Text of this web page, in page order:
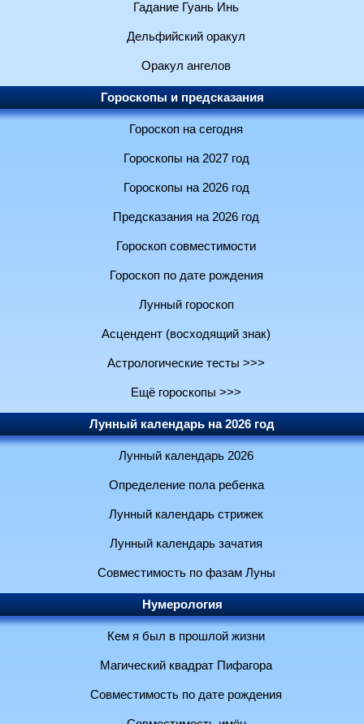
Гадание Гуань Инь
Дельфийский оракул
Оракул ангелов
Гороскопы и предсказания
Гороскоп на сегодня
Гороскопы на 2027 год
Гороскопы на 2026 год
Предсказания на 2026 год
Гороскоп совместимости
Гороскоп по дате рождения
Лунный гороскоп
Асцендент (восходящий знак)
Астрологические тесты >>>
Ещё гороскопы >>>
Лунный календарь на 2026 год
Лунный календарь 2026
Определение пола ребенка
Лунный календарь стрижек
Лунный календарь зачатия
Совместимость по фазам Луны
Нумерология
Кем я был в прошлой жизни
Магический квадрат Пифагора
Совместимость по дате рождения